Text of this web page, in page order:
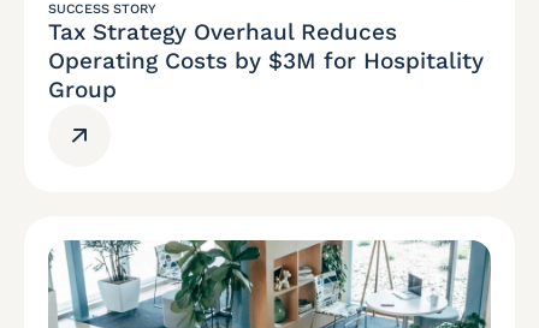
SUCCESS STORY
Tax Strategy Overhaul Reduces
Operating Costs by $3M for Hospitality
Group